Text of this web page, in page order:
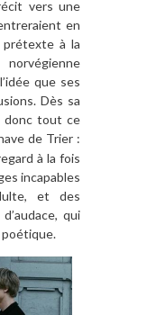
vers une
en
à la
que ses
Dès sa
donc tout ce
de Trier :
à la fois
incapables
et des
qui
poétique.